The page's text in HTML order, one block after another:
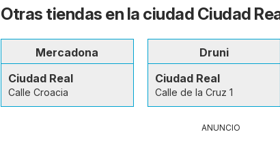
Otras tiendas en la ciudad Ciudad
Mercadona
Ciudad Real
Calle Croacia
Druni
Ciudad Real
Calle de la Cruz 1
ANUNCIO